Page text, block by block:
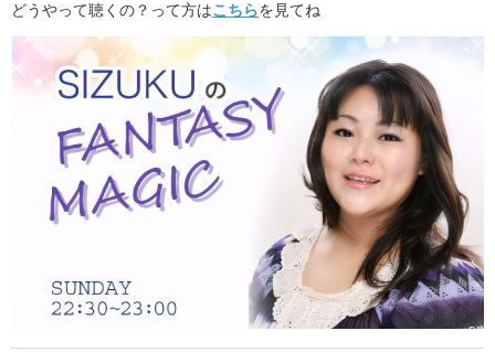
どうやって聴くの？って方はこちらを見てね